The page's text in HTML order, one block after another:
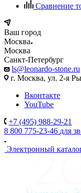
Сравнение
Ваш город
Москва
Москва
Санкт-Петербург
ls@leonardo-stone.ru
г. Москва, ул. 2-я
Вконтакте
YouTube
+7 (495) 988-29-21
8 800 775-23-46 для
Электронный